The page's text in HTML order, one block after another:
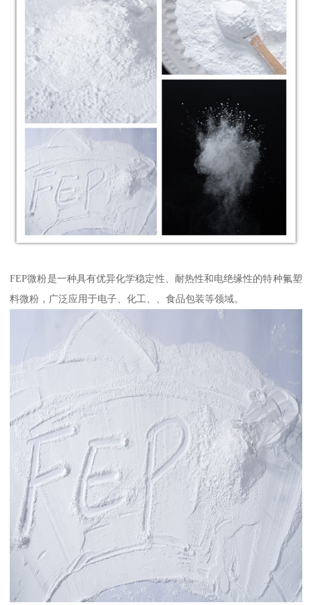
FEP微粉是一种具有优异化学稳定性、耐热性和电绝缘性的特种氟塑
料微粉，广泛应用于电子、化工、、食品包装等领域。